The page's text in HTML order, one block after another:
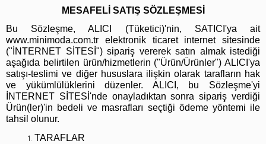
MESAFELİ SATIŞ SÖZLEŞMESİ
Bu Sözleşme, ALICI (Tüketici)'nin, SATICI'ya ait
www.minimoda.com.tr elektronik ticaret internet sitesinde
("İNTERNET SİTESİ") sipariş vererek satın almak istediği
aşağıda belirtilen ürün/hizmetlerin ("Ürün/Ürünler") ALICI'ya
satışı-teslimi ve diğer hususlara ilişkin olarak tarafların hak
ve yükümlülüklerini düzenler. ALICI, bu Sözleşme'yi
İNTERNET SİTESİ'nde onayladıktan sonra sipariş verdiği
Ürün(ler)'in bedeli ve masrafları seçtiği ödeme yöntemi ile
tahsil olunur.
TARAFLAR